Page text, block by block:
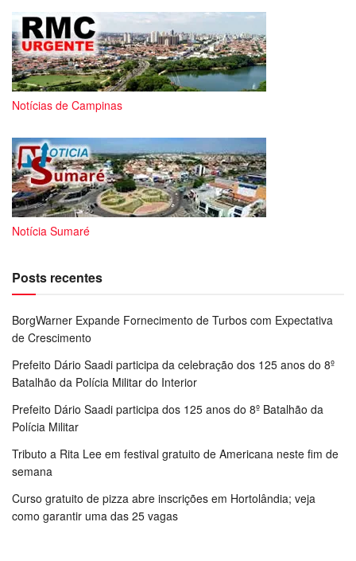
Notícias de Campinas
Notícia Sumaré
Posts recentes
BorgWarner Expande Fornecimento de Turbos com Expectativa
de Crescimento
Prefeito Dário Saadi participa da celebração dos 125 anos do 8º
Batalhão da Polícia Militar do Interior
Prefeito Dário Saadi participa dos 125 anos do 8º Batalhão da
Polícia Militar
Tributo a Rita Lee em festival gratuito de Americana neste fim de
semana
Curso gratuito de pizza abre inscrições em Hortolândia; veja
como garantir uma das 25 vagas